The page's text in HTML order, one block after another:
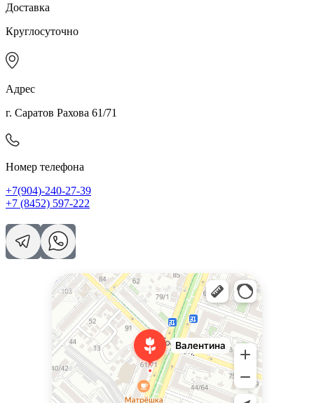
Доставка
Круглосуточно
Адрес
г. Саратов Рахова 61/71
Номер телефона
+7(904)-240-27-39
+7 (8452) 597-222
Валентина
Доставка цветов и букетов в Саратове
Магазин цветов в Саратове